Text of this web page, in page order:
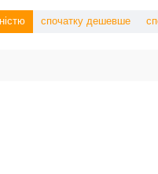
спочатку дешевше